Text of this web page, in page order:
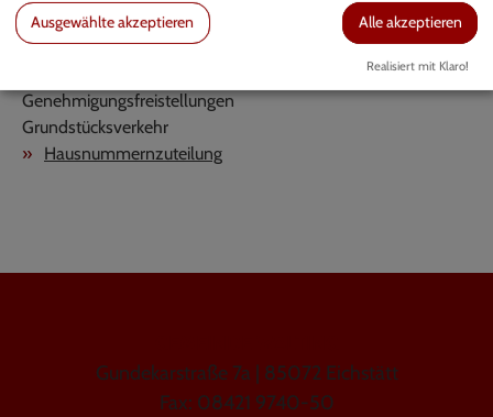
Bauwesen - Bauleitplanung - Bauordnung
Berufsgenossenschaft/Arbeitssicherheit
Genehmigungsfreistellungen
Grundstücksverkehr
Hausnummernzuteilung
Gundekarstraße 7a | 85072 Eichstätt
Fax: 08421 9740-50
Ausgewählte akzeptieren Alle akzeptieren
Realisiert mit Klaro!